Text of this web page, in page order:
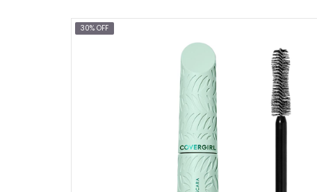
30% OFF